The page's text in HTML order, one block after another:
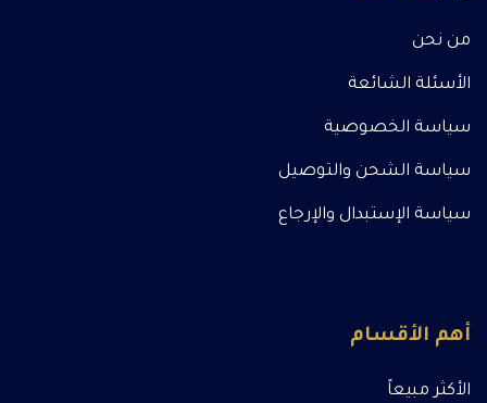
من نحن
الأسئلة الشائعة
سياسة الخصوصية
سياسة الشحن والتوصيل
سياسة الإستبدال والإرجاع
أهم الأقسام
الأكثر مبيعاً